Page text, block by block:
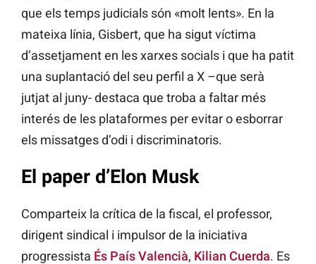
que els temps judicials són «molt lents». En la
mateixa línia, Gisbert, que ha sigut víctima
d’assetjament en les xarxes socials i que ha patit
una suplantació del seu perfil a X –que serà
jutjat al juny- destaca que troba a faltar més
interés de les plataformes per evitar o esborrar
els missatges d’odi i discriminatoris.
El paper d’Elon Musk
Comparteix la crítica de la fiscal, el professor,
dirigent sindical i impulsor de la iniciativa
progressista És País Valencià, Kilian Cuerda. Es